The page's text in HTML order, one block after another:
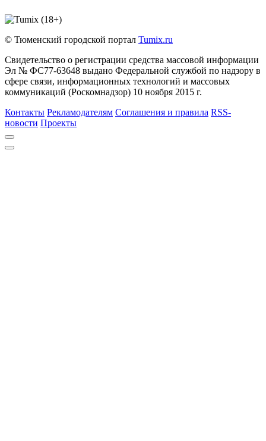
© Тюменский городской портал Tumix.ru
Свидетельство о регистрации средства массовой информации
Эл № ФС77-63648 выдано Федеральной службой по надзору в
сфере связи, информационных технологий и массовых
коммуникаций (Роскомнадзор) 10 ноября 2015 г.
Контакты Рекламодателям Соглашения и правила RSS-
новости Проекты